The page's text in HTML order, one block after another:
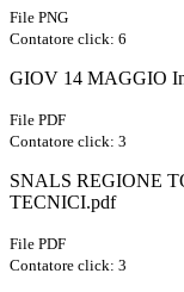
File PNG
Contatore click: 6
GIOV 14 MAGGIO
File PDF
Contatore click: 3
SNALS REGIONE
TECNICI.pdf
File PDF
Contatore click: 3